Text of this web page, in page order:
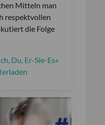
Mitteln man
respektvollen
die Folge
Du, Er-Sie-Es«